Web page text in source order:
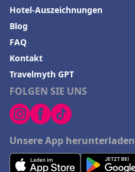
FOLGEN SIE UNS
Unsere App herunterladen
Hotel-Auszeichnungen
Blog
FAQ
Kontakt
Travelmyth GPT